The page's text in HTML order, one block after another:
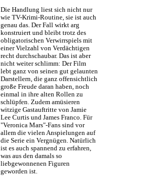
Die Handlung liest sich nicht nur
wie TV-Krimi-Routine, sie ist auch
genau das. Der Fall wirkt arg
konstruiert und bleibt trotz des
obligatorischen Verwirrspiels mit
einer Vielzahl von Verdächtigen
recht durchschaubar. Das ist aber
nicht weiter schlimm: Der Film
lebt ganz von seinen gut gelaunten
Darstellern, die ganz offensichtlich
große Freude daran haben, noch
einmal in ihre alten Rollen zu
schlüpfen. Zudem amüsieren
witzige Gastauftritte von Jamie
Lee Curtis und James Franco. Für
"Veronica Mars"-Fans sind vor
allem die vielen Anspielungen auf
die Serie ein Vergnügen. Natürlich
ist es auch spannend zu erfahren,
was aus den damals so
liebgewonnenen Figuren
geworden ist.